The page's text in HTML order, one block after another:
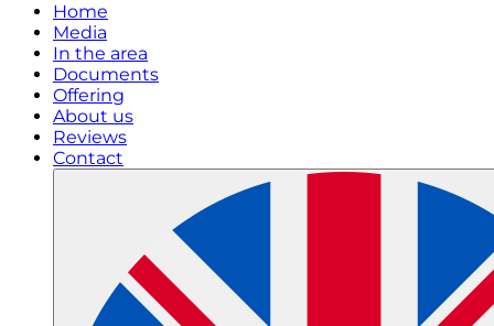
Home
Media
In the area
Documents
Offering
About us
Reviews
Contact